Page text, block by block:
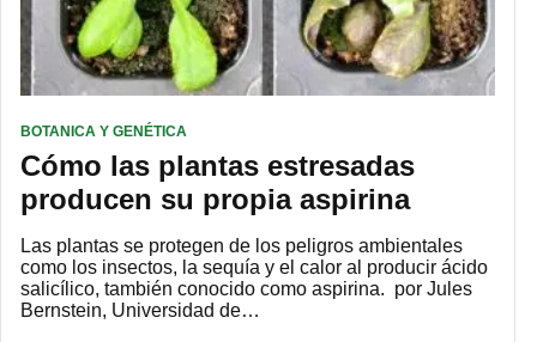
BOTANICA Y GENÉTICA
Cómo las plantas estresadas
producen su propia aspirina
Las plantas se protegen de los peligros ambientales
como los insectos, la sequía y el calor al producir ácido
salicílico, también conocido como aspirina. por Jules
Bernstein, Universidad de…